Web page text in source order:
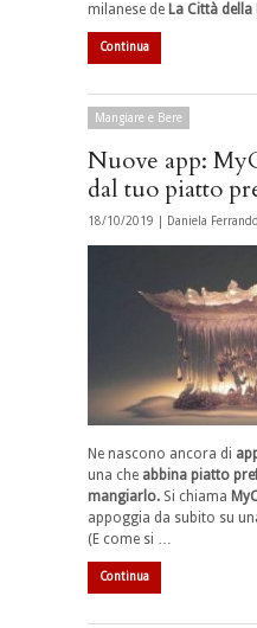
milanese de La Città
Continua
Mangiare e Bere
Nuove app:
dal tuo piatto
18/10/2019 | Daniela Ferrando
Ne nascono ancora di
una che abbina piatto
mangiarlo. Si chiama
appoggia da subito su
(E come si …
Continua